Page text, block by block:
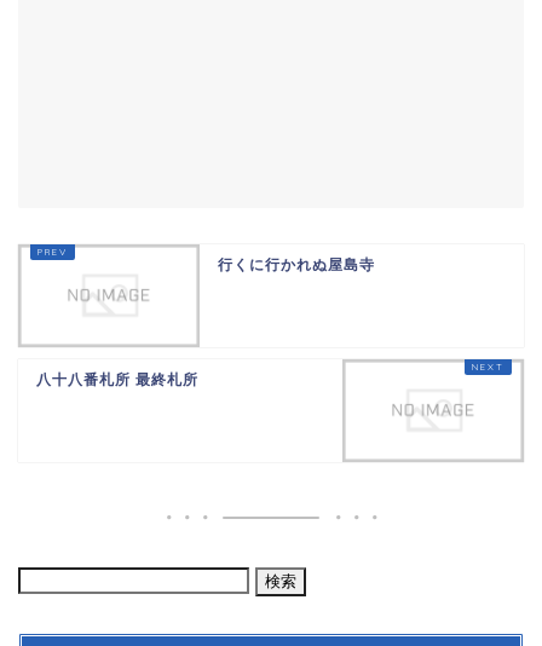
行くに行かれぬ屋島寺
八十八番札所 最終札所